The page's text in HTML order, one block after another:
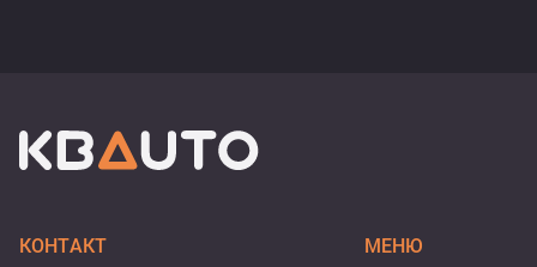
КОНТАКТ МЕНЮ